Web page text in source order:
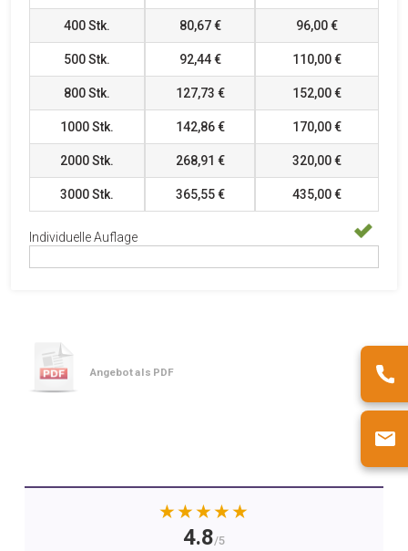
400Stk. 80,67 € 96,00 €
500Stk. 92,44 € 110,00 €
800Stk. 127,73 € 152,00 €
1000Stk. 142,86 € 170,00 €
2000Stk. 268,91 € 320,00 €
3000Stk. 365,55 € 435,00 €
Individuelle Auflage
Angebot als PDF
★★★★★
4.8/5